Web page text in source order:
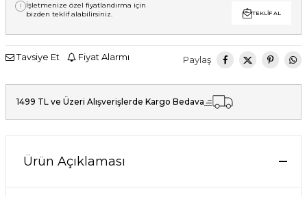
İşletmenize özel fiyatlandırma için
bizden teklif alabilirsiniz.
TEKLIF AL
Tavsiye Et Fiyat Alarmı Paylaş
1499 TL ve Üzeri Alışverişlerde Kargo Bedava
Ürün Açıklaması